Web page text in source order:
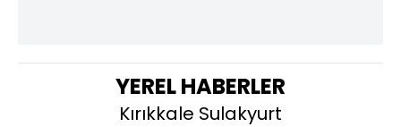
YEREL HABERLER
Kırıkkale Sulakyurt